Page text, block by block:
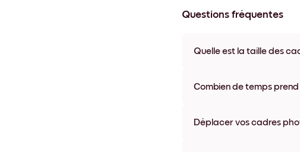
Questions fréquentes
Quelle est la taille des
coloris disponibles, y compris
Combien de temps prend
semaine. Livraison express
Déplacer vos cadres